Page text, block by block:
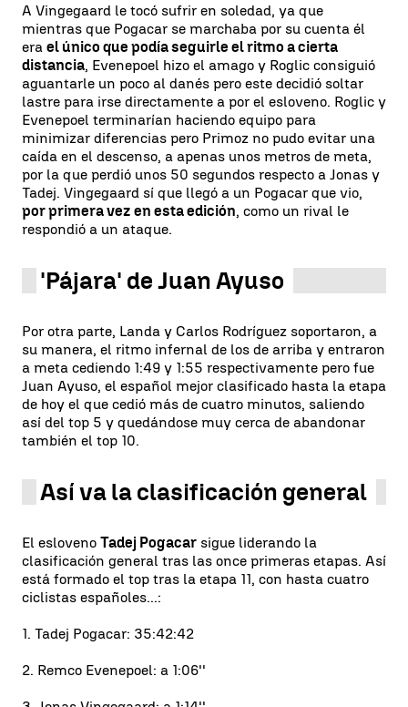
A Vingegaard le tocó sufrir en soledad, ya que
mientras que Pogacar se marchaba por su cuenta él
era el único que podía seguirle el ritmo a cierta
distancia, Evenepoel hizo el amago y Roglic consiguió
aguantarle un poco al danés pero este decidió soltar
lastre para irse directamente a por el esloveno. Roglic y
Evenepoel terminarían haciendo equipo para
minimizar diferencias pero Primoz no pudo evitar una
caída en el descenso, a apenas unos metros de meta,
por la que perdió unos 50 segundos respecto a Jonas y
Tadej. Vingegaard sí que llegó a un Pogacar que vio,
por primera vez en esta edición, como un rival le
respondió a un ataque.
'Pájara' de Juan Ayuso
Por otra parte, Landa y Carlos Rodríguez soportaron, a
su manera, el ritmo infernal de los de arriba y entraron
a meta cediendo 1:49 y 1:55 respectivamente pero fue
Juan Ayuso, el español mejor clasificado hasta la etapa
de hoy el que cedió más de cuatro minutos, saliendo
así del top 5 y quedándose muy cerca de abandonar
también el top 10.
Así va la clasificación general
El esloveno Tadej Pogacar sigue liderando la
clasificación general tras las once primeras etapas. Así
está formado el top tras la etapa 11, con hasta cuatro
ciclistas españoles...:
1. Tadej Pogacar: 35:42:42
2. Remco Evenepoel: a 1:06''